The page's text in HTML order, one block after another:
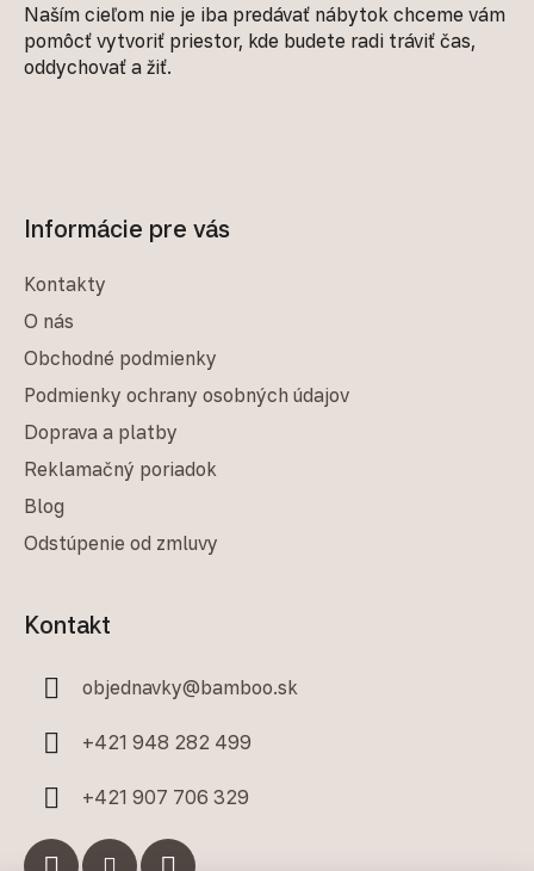
Naším cieľom nie je iba predávať nábytok chceme vám
pomôcť vytvoriť priestor, kde budete radi tráviť čas,
oddychovať a žiť.
Informácie pre vás
Kontakty
O nás
Obchodné podmienky
Podmienky ochrany osobných údajov
Doprava a platby
Reklamačný poriadok
Blog
Odstúpenie od zmluvy
Kontakt
objednavky@bamboo.sk
+421 948 282 499
+421 907 706 329